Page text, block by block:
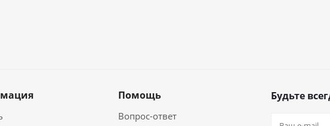
Помощь
Вопрос-ответ
Будьте